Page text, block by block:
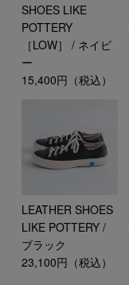
SHOES LIKE
POTTERY
［LOW］ / ネイビ
ー
15,400円（税込）
LEATHER SHOES
LIKE POTTERY /
ブラック
23,100円（税込）